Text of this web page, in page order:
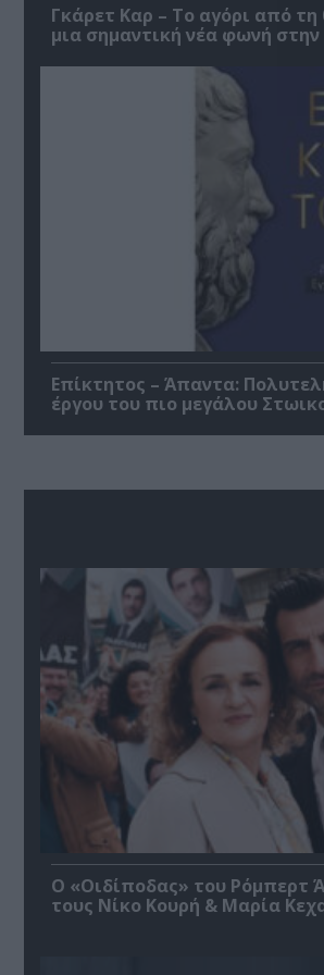
Γκάρετ Καρ – Το αγόρι από
μια σημαντική νέα φωνή στην
Επίκτητος – Άπαντα:
έργου του πιο μεγάλου
O «Οιδίποδας» του Ρόμπερτ
τους Νίκο Κουρή & Μαρία